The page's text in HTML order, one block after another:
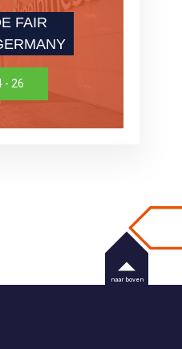
FAIR
- 26
naar boven